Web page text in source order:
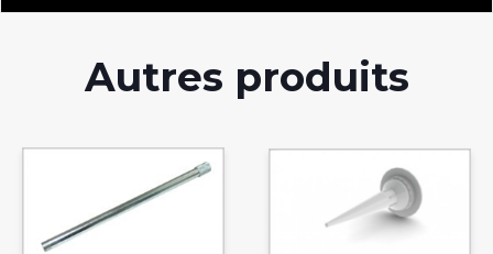
Autres produits